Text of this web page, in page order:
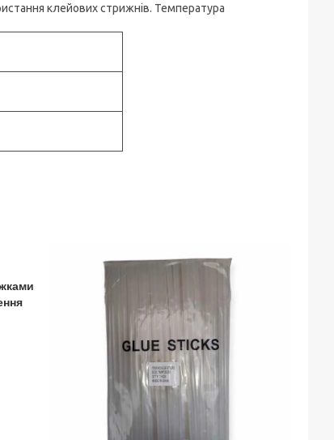
клейових стрижнів. Температура